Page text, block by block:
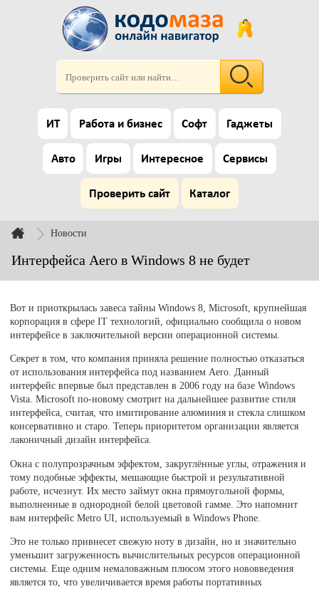
ИТ Работа и бизнес Софт Гаджеты
Авто Игры Интересное Сервисы
Проверить сайт Каталог
Новости
Интерфейса Aero в Windows 8 не будет
Вот и приоткрылась завеса тайны Windows 8, Microsoft, крупнейшая
корпорация в сфере IT технологий, официально сообщила о новом
интерфейсе в заключительной версии операционной системы.
Секрет в том, что компания приняла решение полностью отказаться
от использования интерфейса под названием Aero. Данный
интерфейс впервые был представлен в 2006 году на базе Windows
Vista. Microsoft по-новому смотрит на дальнейшее развитие стиля
интерфейса, считая, что имитирование алюминия и стекла слишком
консервативно и старо. Теперь приоритетом организации является
лаконичный дизайн интерфейса.
Окна с полупрозрачным эффектом, закруглённые углы, отражения и
тому подобные эффекты, мешающие быстрой и результативной
работе, исчезнут. Их место займут окна прямоугольной формы,
выполненные в однородной белой цветовой гамме. Это напомнит
вам интерфейс Metro UI, используемый в Windows Phone.
Это не только привнесет свежую ноту в дизайн, но и значительно
уменьшит загруженность вычислительных ресурсов операционной
системы. Еще одним немаловажным плюсом этого нововведения
является то, что увеличивается время работы портативных